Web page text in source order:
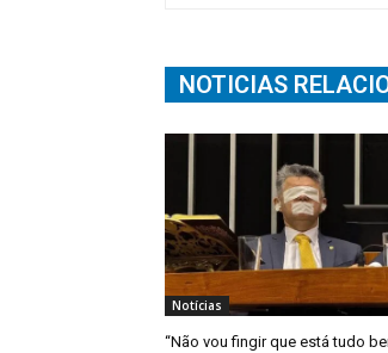
NOTICIAS
Notícias
“Não vou fingir que está tudo